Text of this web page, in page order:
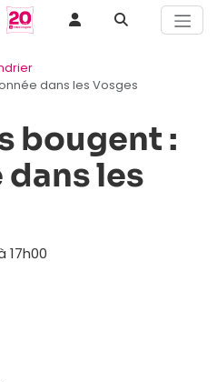
dans les Vosges
bougent :
les
17h00